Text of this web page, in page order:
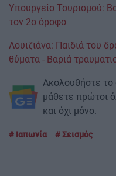
Υπουργείο Τουρισμού:
τον 2ο όροφο
Λουιζιάνα: Παιδιά του
θύματα - Βαριά
Ακολουθήστε το
μάθετε πρώτοι
και όχι μόνο.
Ιαπωνία Σεισμός